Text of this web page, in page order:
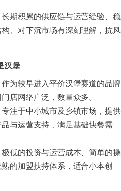
长期积累的供应链与运营经验、稳
、对下沉市场有深刻理解，抗风
汉堡
作为较早进入平价汉堡赛道的品牌
店网络广泛，数量众多。
专注于中小城市及乡镇市场，提供
与运营支持，满足基础快餐需
极低的投资与运营成本、简单的操
的加盟扶持体系，适合小本创